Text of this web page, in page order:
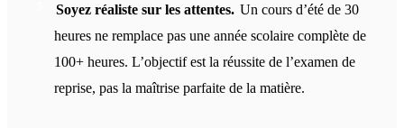
Soyez réaliste sur les attentes. Un cours d’été de 30
heures ne remplace pas une année scolaire complète de
100+ heures. L’objectif est la réussite de l’examen de
reprise, pas la maîtrise parfaite de la matière.